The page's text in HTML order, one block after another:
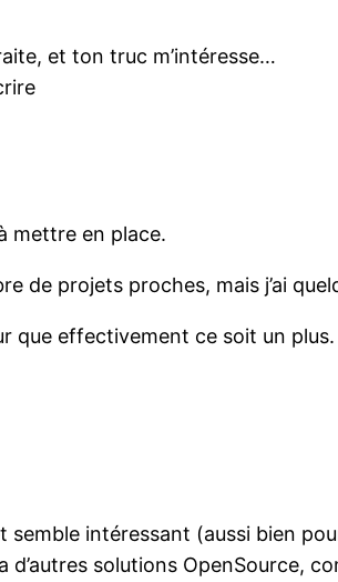
et ton truc m’intéresse…
mettre en place.
de projets proches, mais j’ai
que effectivement ce soit un plus.
intéressant (aussi bien
solutions OpenSource,